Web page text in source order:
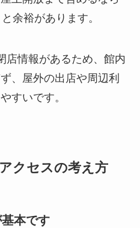
余裕があります。
店情報があるため、館内
、屋外の出店や周辺利
すいです。
クセスの考え方
本です